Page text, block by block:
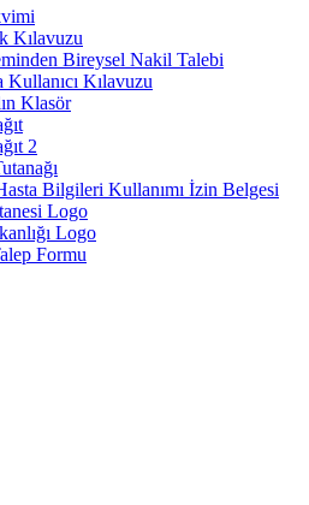
Kılavuzu
Bireysel Nakil Talebi
Kullanıcı Kılavuzu
Klasör
2
Bilgileri Kullanımı İzin Belgesi
Logo
Logo
Formu